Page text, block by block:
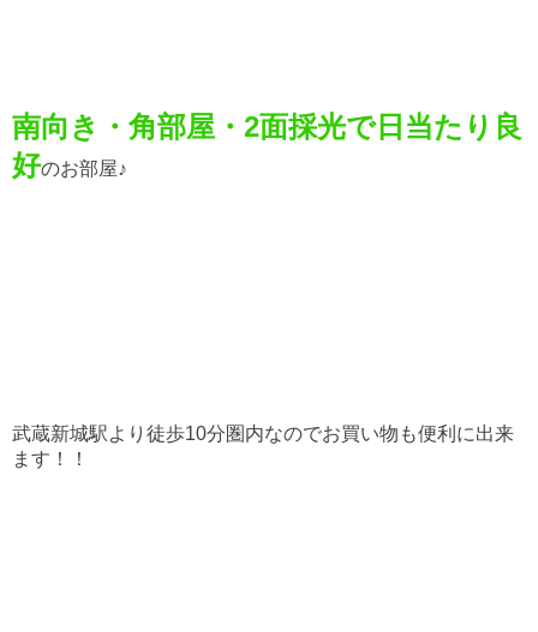
南向き・角部屋・2面採光で日当たり良
好のお部屋♪
武蔵新城駅より徒歩10分圏内なのでお買い物も便利に出来
ます！！